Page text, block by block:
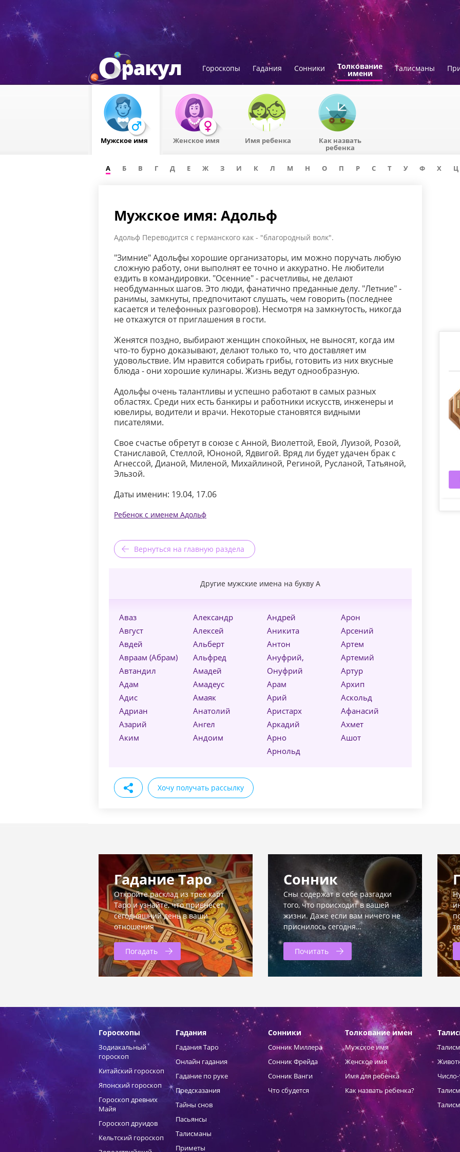
Гороскопы Гадания Сонники Толкование
имени
Талисманы
Мужское имя Женское имя Имя ребенка Как назвать
ребенка
А Б В Г Д Е Ж З И К Л М Н О П Р С Т У Ф Х Ц
Мужское имя: Адольф
Адольф Переводится с германского как - "благородный волк".
"Зимние" Адольфы хорошие организаторы, им можно поручать любую
сложную работу, они выполнят ее точно и аккуратно. Не любители
ездить в командировки. "Осенние" - расчетливы, не делают
необдуманных шагов. Это люди, фанатично преданные делу. "Летние" -
ранимы, замкнуты, предпочитают слушать, чем говорить (последнее
касается и телефонных разговоров). Несмотря на замкнутость, никогда
не откажутся от приглашения в гости.
Женятся поздно, выбирают женщин спокойных, не выносят, когда им
что-то бурно доказывают, делают только то, что доставляет им
удовольствие. Им нравится собирать грибы, готовить из них вкусные
блюда - они хорошие кулинары. Жизнь ведут однообразную.
Адольфы очень талантливы и успешно работают в самых разных
областях. Среди них есть банкиры и работники искусств, инженеры и
ювелиры, водители и врачи. Некоторые становятся видными
писателями.
Свое счастье обретут в союзе с Анной, Виолеттой, Евой, Луизой, Розой,
Станиславой, Стеллой, Юноной, Ядвигой. Вряд ли будет удачен брак с
Агнессой, Дианой, Миленой, Михайлиной, Региной, Русланой, Татьяной,
Эльзой.
Даты именин: 19.04, 17.06
Ребенок с именем Адольф
Вернуться на главную раздела
Другие мужские имена на букву А
Аваз
Август
Авдей
Авраам (Абрам)
Автандил
Адам
Адис
Адриан
Азарий
Аким
Александр
Алексей
Альберт
Альфред
Амадей
Амадеус
Амаяк
Анатолий
Ангел
Андоим
Андрей
Аникита
Антон
Ануфрий,
Онуфрий
Арам
Арий
Аристарх
Аркадий
Арно
Арнольд
Арон
Арсений
Артем
Артемий
Артур
Архип
Аскольд
Афанасий
Ахмет
Ашот
Хочу получать рассылку
Гадание Таро
Откройте расклад из трех карт
Таро и узнайте, что привнесет
сегодняшний день в ваши
отношения
Погадать
Сонник
Сны содержат в себе разгадки
того, что происходит в вашей
жизни. Даже если вам ничего не
приснилось сегодня…
Почитать
Гороскопы
Зодиакальный
гороскоп
Китайский гороскоп
Японский гороскоп
Гороскоп древних
Майя
Гороскоп друидов
Кельтский гороскоп
Гадания
Гадания Таро
Онлайн гадания
Гадание по руке
Предсказания
Тайны снов
Пасьянсы
Талисманы
Приметы
Сонники
Сонник Миллера
Сонник Фрейда
Сонник Ванги
Что сбудется
Толкование имен
Мужское имя
Женское имя
Имя для ребенка
Как назвать ребенка?